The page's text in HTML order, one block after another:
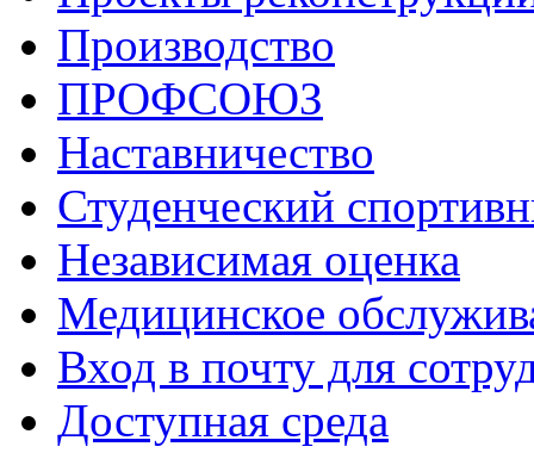
Производство
ПРОФСОЮЗ
Наставничество
Студенческий
Независимая оценка
Медицинское
Вход в почту для
Доступная среда